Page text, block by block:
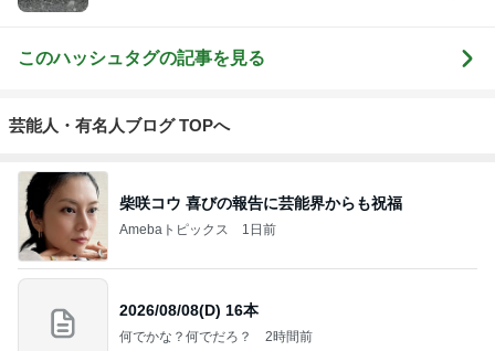
このハッシュタグの記事を見る
芸能人・有名人ブログ TOPへ
柴咲コウ 喜びの報告に芸能界からも祝福
Amebaトピックス 1日前
2026/08/08(D) 16本
何でかな？何でだろ？ 2時間前